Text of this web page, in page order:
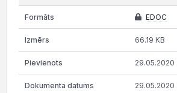
EDOC
66.19 KB
29.05.2020
29.05.2020